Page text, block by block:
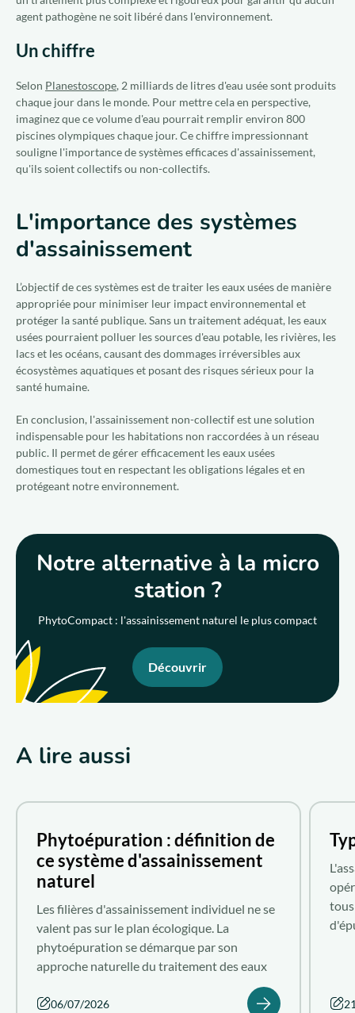
agent pathogène ne soit libéré dans l'environnement.
Un chiffre
Selon Planestoscope, 2 milliards de litres d'eau usée sont produits
chaque jour dans le monde. Pour mettre cela en perspective,
imaginez que ce volume d'eau pourrait remplir environ 800
piscines olympiques chaque jour. Ce chiffre impressionnant
souligne l'importance de systèmes efficaces d'assainissement,
qu'ils soient collectifs ou non-collectifs.
L'importance des systèmes
d'assainissement
L’objectif de ces systèmes est de traiter les eaux usées de manière
appropriée pour minimiser leur impact environnemental et
protéger la santé publique. Sans un traitement adéquat, les eaux
usées pourraient polluer les sources d'eau potable, les rivières, les
lacs et les océans, causant des dommages irréversibles aux
écosystèmes aquatiques et posant des risques sérieux pour la
santé humaine.
En conclusion, l'assainissement non-collectif est une solution
indispensable pour les habitations non raccordées à un réseau
public. Il permet de gérer efficacement les eaux usées
domestiques tout en respectant les obligations légales et en
protégeant notre environnement.
Notre alternative à la micro
station ?
PhytoCompact : l'assainissement naturel le plus compact
Découvrir
A lire aussi
Phytoépuration : définition de
ce système d'assainissement
naturel
Les filières d'assainissement individuel ne se
valent pas sur le plan écologique. La
phytoépuration se démarque par son
approche naturelle du traitement des eaux
usées domestiques. Découvrez le système de
phytoépuration performant que propose
06/07/2026
tous